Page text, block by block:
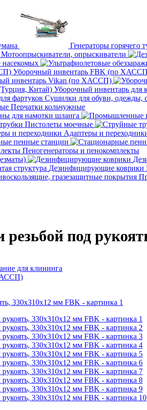
Генераторы горячего
Мотоопрыскиватели, опрыскиватели
насекомых
Уборочный инвентарь FBK (по
инвентарь Vikan (по ХАССП)
Уборочный инвентарь для
Сушилки для обуви, одежды,
Перчатки кольчужные
для намотки шланга
Пистолеты моечные
Адаптеры и
пенные станции
Пеногенераторы и пенокомплекты
Дезинфицирующие коврики
под
для клининга